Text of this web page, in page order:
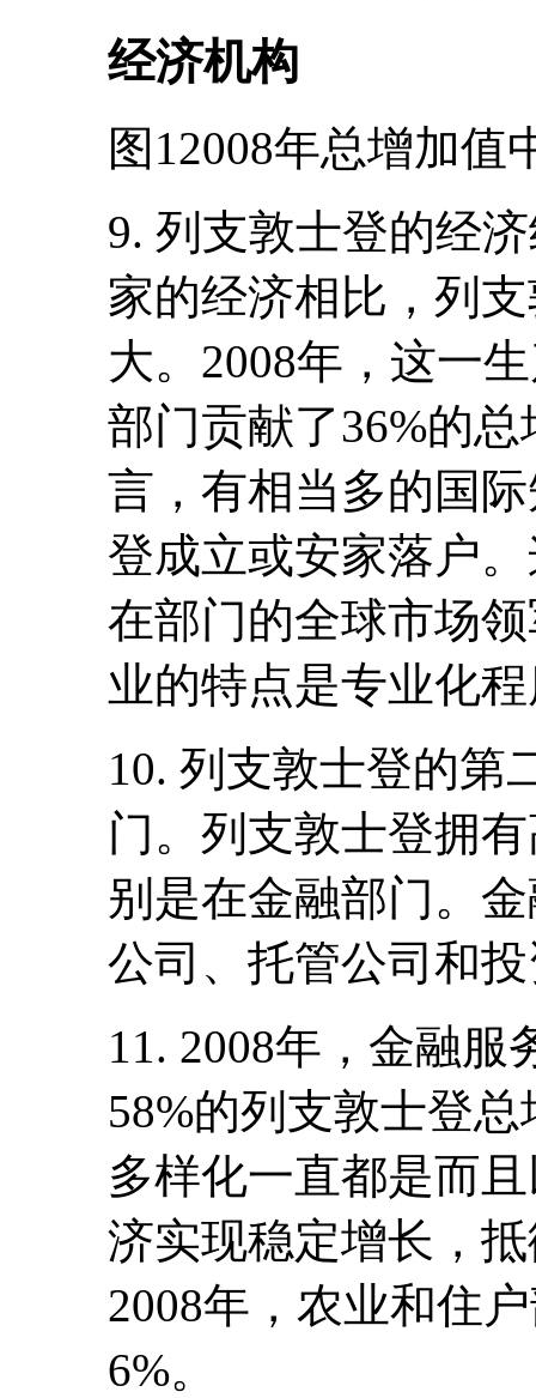
经济机构
图12008年总增加值
9. 列支敦士登的经
家的经济相比，列
大。2008年，这一
部门贡献了36%的
言，有相当多的国
登成立或安家落户
在部门的全球市场
业的特点是专业化
10. 列支敦士登的第
门。列支敦士登拥
别是在金融部门。
公司、托管公司和
11. 2008年，金融
58%的列支敦士登
多样化一直都是而
济实现稳定增长，
2008年，农业和住
6%。